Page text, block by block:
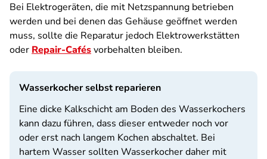
Bei Elektrogeräten, die mit Netzspannung betrieben
werden und bei denen das Gehäuse geöffnet werden
muss, sollte die Reparatur jedoch Elektrowerkstätten
oder Repair-Cafésvorbehalten bleiben.
Wasserkocher selbst reparieren
Eine dicke Kalkschicht am Boden des Wasserkochers
kann dazu führen, dass dieser entweder noch vor
oder erst nach langem Kochen abschaltet. Bei
hartem Wasser sollten Wasserkocher daher mit